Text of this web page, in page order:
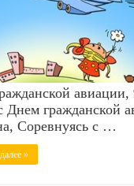
гражданской
Соревнуясь с …
»